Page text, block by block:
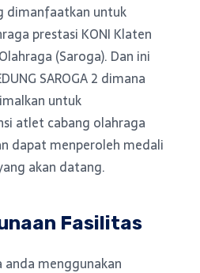
dimanfaatkan untuk
prestasi KONI Klaten
(Saroga). Dan ini
SAROGA 2 dimana
untuk
atlet cabang olahraga
dapat menperoleh medali
akan datang.
Fasilitas